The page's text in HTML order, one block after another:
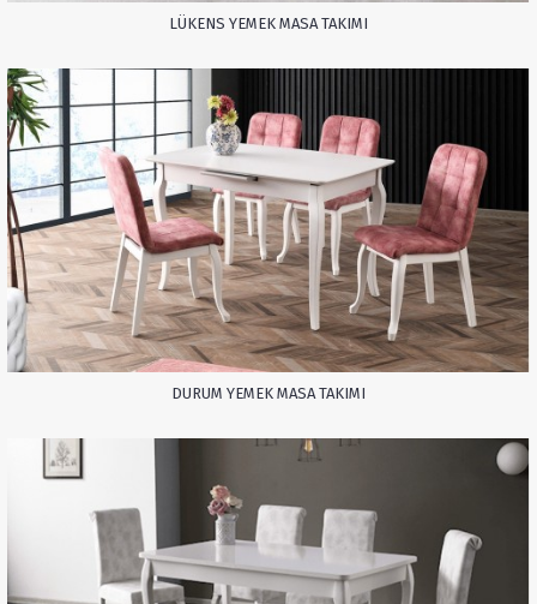
LÜKENS YEMEK MASA TAKIMI
DURUM YEMEK MASA TAKIMI